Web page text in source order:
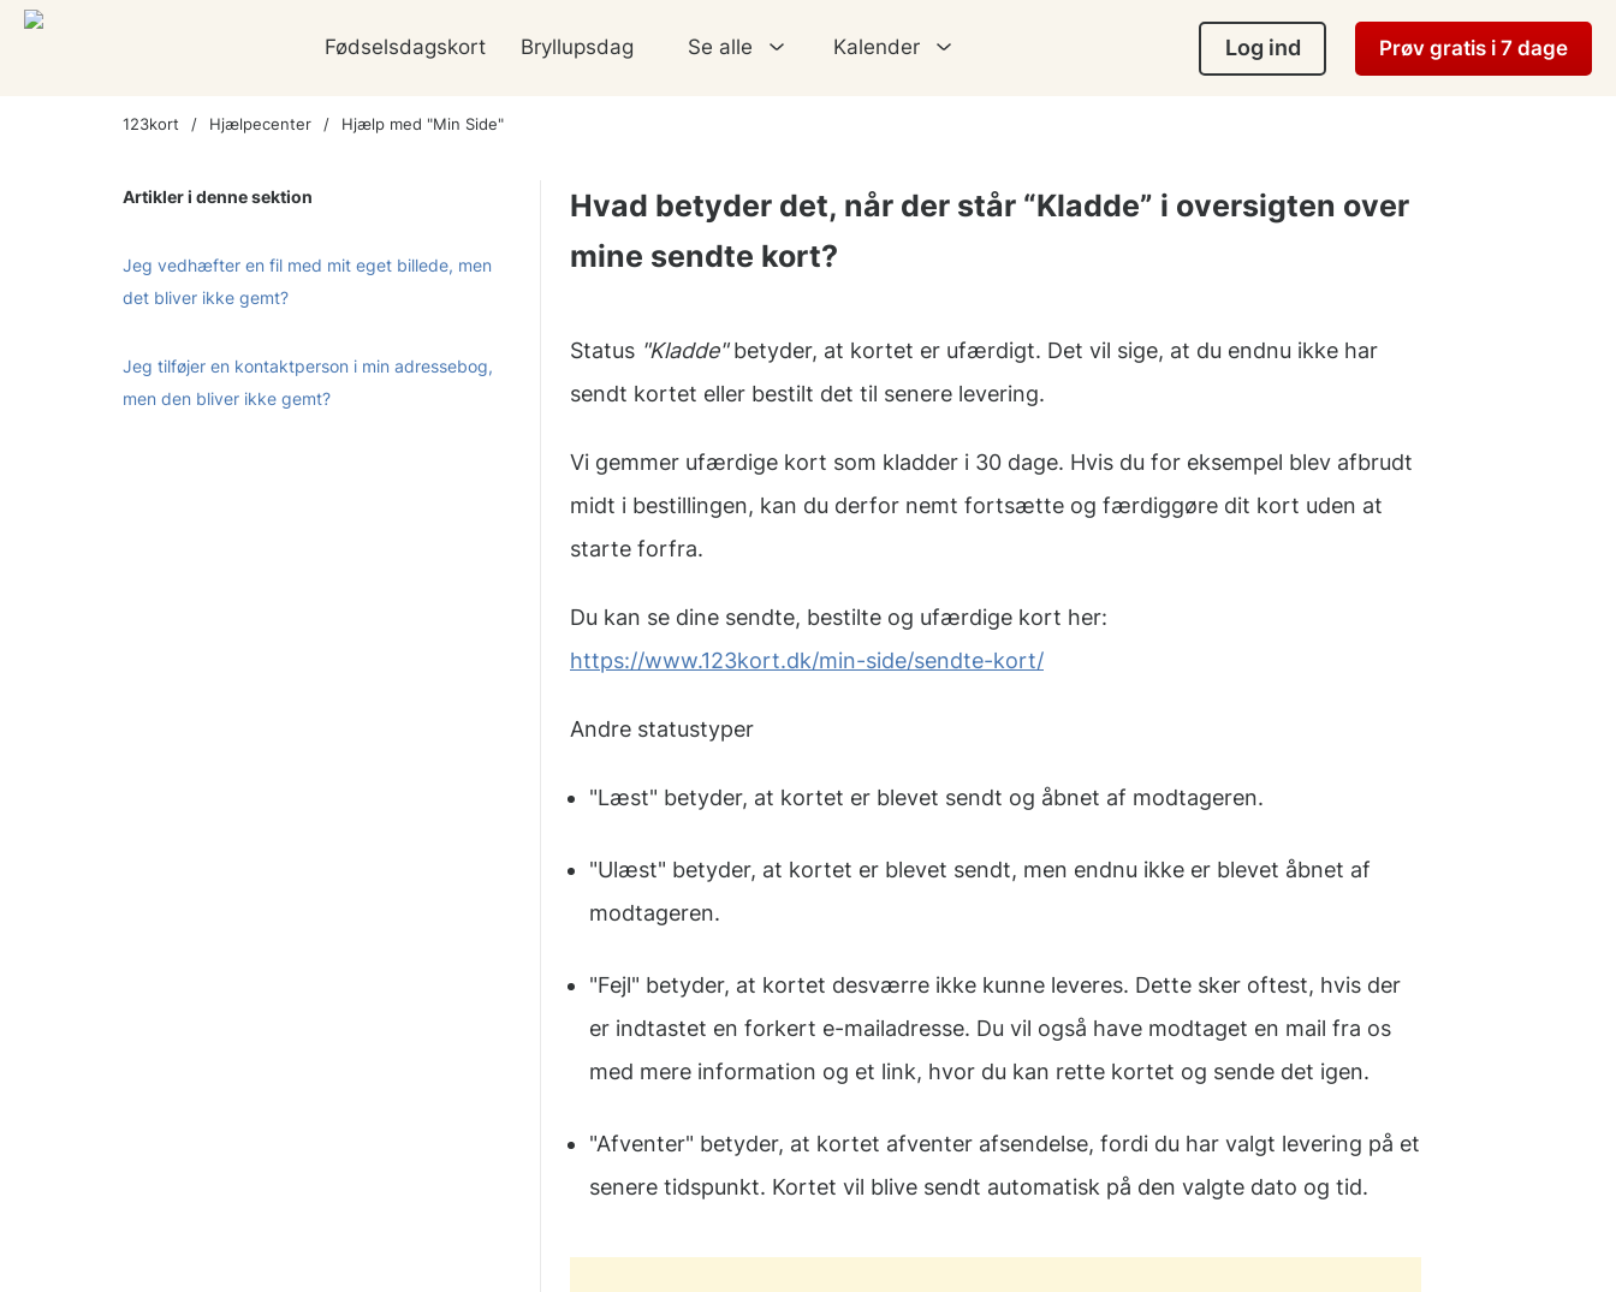
Fødselsdagskort Bryllupsdag Se alle Kalender Log ind Prøv gratis i 7 dage
123kort Hjælpecenter Hjælp med "Min Side"
Artikler i denne sektion
Jeg vedhæfter en fil med mit eget billede, men
det bliver ikke gemt?
Jeg tilføjer en kontaktperson i min adressebog,
men den bliver ikke gemt?
Hvad betyder det, når der står “Kladde” i oversigten over
mine sendte kort?
Status "Kladde"betyder, at kortet er ufærdigt. Det vil sige, at du endnu ikke har
sendt kortet eller bestilt det til senere levering.
Vi gemmer ufærdige kort som kladder i 30 dage. Hvis du for eksempel blev afbrudt
midt i bestillingen, kan du derfor nemt fortsætte og færdiggøre dit kort uden at
starte forfra.
Du kan se dine sendte, bestilte og ufærdige kort her:
https://www.123kort.dk/min-side/sendte-kort/
Andre statustyper
"Læst" betyder, at kortet er blevet sendt og åbnet af modtageren.
"Ulæst" betyder, at kortet er blevet sendt, men endnu ikke er blevet åbnet af
modtageren.
"Fejl" betyder, at kortet desværre ikke kunne leveres. Dette sker oftest, hvis der
er indtastet en forkert e-mailadresse. Du vil også have modtaget en mail fra os
med mere information og et link, hvor du kan rette kortet og sende det igen.
"Afventer" betyder, at kortet afventer afsendelse, fordi du har valgt levering på et
senere tidspunkt. Kortet vil blive sendt automatisk på den valgte dato og tid.